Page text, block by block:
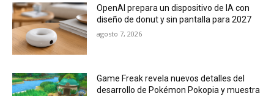
OpenAI prepara un dispositivo de IA con
diseño de donut y sin pantalla para 2027
agosto 7, 2026
Game Freak revela nuevos detalles del
desarrollo de Pokémon Pokopia y muestra